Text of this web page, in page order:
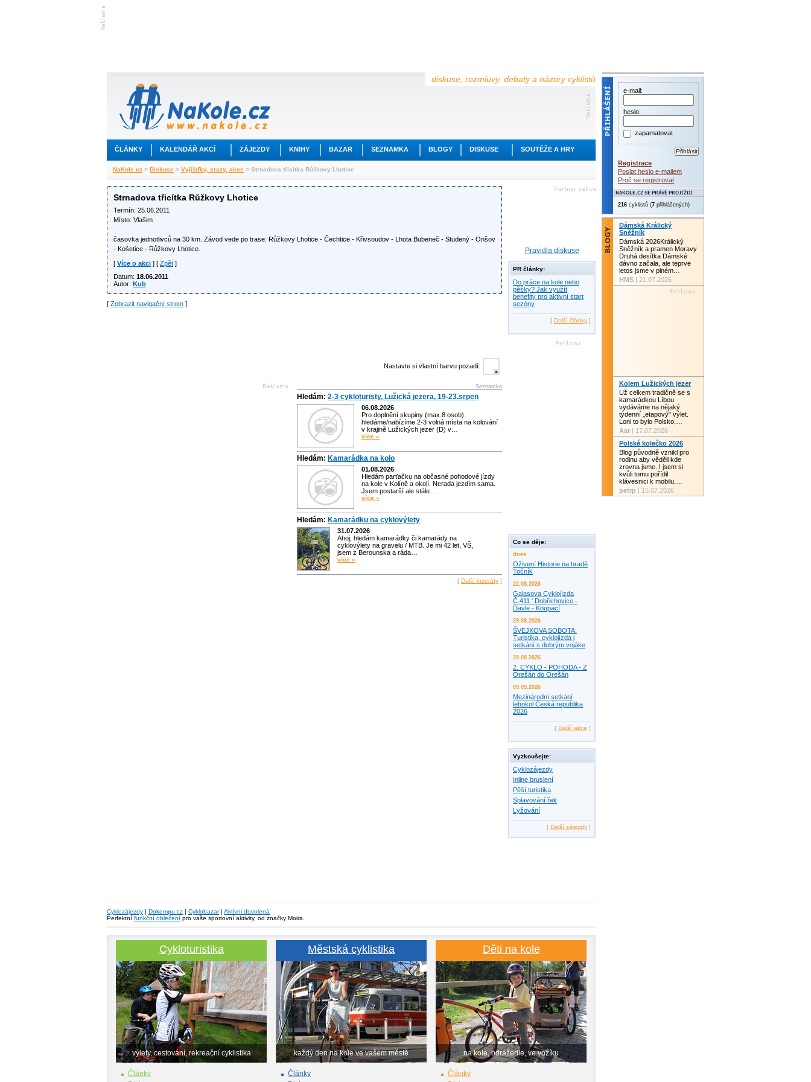
diskuse, rozmluvy, debaty a názory cyklistů
ČLÁNKY KALENDÁŘ AKCÍ ZÁJEZDY KNIHY BAZAR SEZNAMKA BLOGY DISKUSE SOUTĚŽE A HRY
NaKole.cz > Diskuse > Vyjížďky, srazy, akce > Strnadova třicítka Růžkovy Lhotice
Strnadova třicítka Růžkovy Lhotice
Termín: 25.06.2011
Místo: Vlašim
časovka jednotlivců na 30 km. Závod vede po trase: Růžkovy Lhotice - Čechtice - Křivsoudov - Lhota Bubeneč - Studený - Onšov
- Košetice - Růžkovy Lhotice.
[ Více o akci ] [ Zpět ]
Datum: 18.06.2011
Autor: Kub
[ Zobrazit navigační strom ]
Nastavte si vlastní barvu pozadí:
Seznamka
Hledám: 2-3 cykloturisty, Lužická jezera, 19-23.srpen
06.08.2026
Pro doplnění skupiny (max.8 osob)
hledáme/nabízíme 2-3 volná místa na kolování
v krajině Lužických jezer (D) v…
více »
Hledám: Kamarádka na kolo
01.08.2026
Hledám parťačku na občasné pohodové jízdy
na kole v Kolíně a okolí. Nerada jezdím sama.
Jsem postarší ale stále…
více »
Hledám: Kamarádku na cyklovýlety
31.07.2026
Ahoj, hledám kamarádky či kamarády na
cyklovýlety na gravelu / MTB. Je mi 42 let, VŠ,
jsem z Berounska a ráda…
více »
[ Další inzeráty ]
Pravidla diskuse
PR články:
Do práce na kole nebo
pěšky? Jak využít
benefity pro aktivní start
sezóny
[ Další články ]
Co se děje:
dnes
Oživení Historie na hradě
Točník
22.08.2026
Galasova Cyklojízda
Č.411 ' Dobřichovice -
Davle - Koupací
29.08.2026
ŠVEJKOVA SOBOTA:
Turistika, cyklojízda i
setkání s dobrým vojáke
29.08.2026
2. CYKLO - POHODA - Z
Orešán do Orešán
09.09.2026
Mezinárodní setkání
lehokol Česká republika
2026
[ Další akce ]
Vyzkoušejte:
Cyklozájezdy
Inline bruslení
Pěší turistika
Splavování řek
Lyžování
[ Další zájezdy ]
Cyklozájezdy | Dokempu.cz | Cyklobazar| Aktivni dovolená
Perfektní funkční oblečení pro vaše sportovní aktivity, od značky Moira.
Cykloturistika
výlety, cestování, rekreační cyklistika
Články
Městská cyklistika
každý den na kole ve vašem městě
Články
Děti na kole
na kole, odrážedle, ve vozíku
Články
e-mail:
heslo:
zapamatovat
Registrace
Poslat heslo e-mailem
Proč se registrovat
216 cyklistů (7 přihlášených)
Dámská Králický
Sněžník
Dámská 2026Králický
Sněžník a pramen Moravy
Druhá desítka Dámské
dávno začala, ale teprve
letos jsme v plném…
HMS | 21.07.2026
Kolem Lužických jezer
Už celkem tradičně se s
kamarádkou Líbou
vydáváme na nějaký
týdenní „etapový" výlet.
Loni to bylo Polsko,…
Aar | 17.07.2026
Polské kolečko 2026
Blog původně vznikl pro
rodinu aby věděli kde
zrovna jsme. I jsem si
kvůli tomu pořídil
klávesnici k mobilu,…
petrp | 15.07.2026